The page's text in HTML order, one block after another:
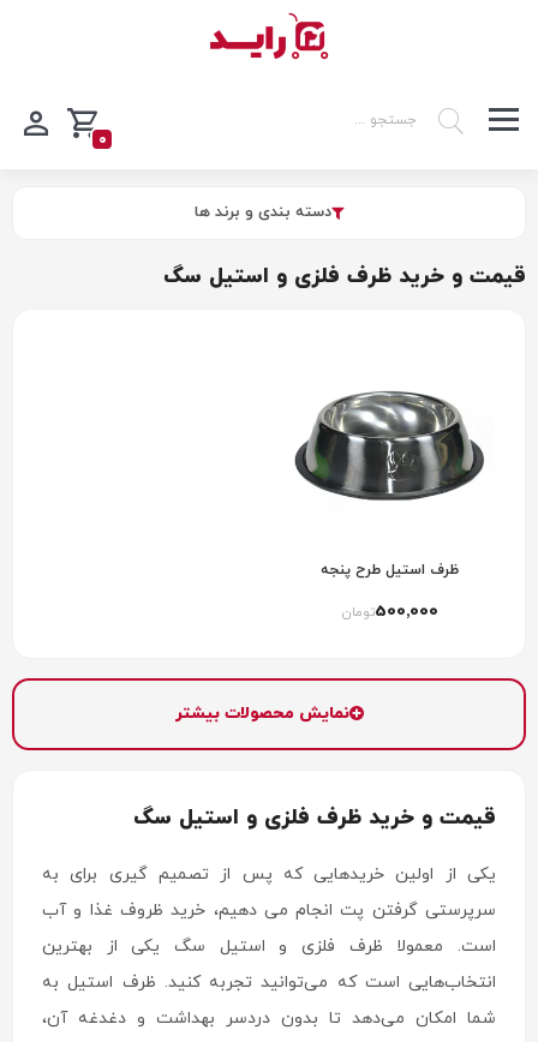
0
دسته بندی و برند ها
قیمت و خرید ظرف فلزی و استیل سگ
ظرف استیل طرح پنجه
500٬000تومان
نمایش محصولات بیشتر
قیمت و خرید ظرف فلزی و استیل سگ
یکی از اولین خریدهایی که پس از تصمیم گیری برای به
سرپرستی گرفتن پت انجام می دهیم، خرید ظروف غذا و آب
است. معمولا ظرف فلزی و استیل سگ یکی از بهترین
انتخاب‌هایی است که می‌توانید تجربه کنید. ظرف استیل به
شما امکان می‌دهد تا بدون دردسر بهداشت و دغدغه آن،